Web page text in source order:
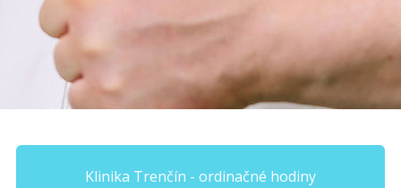
Klinika Trenčín - ordinačné hodiny